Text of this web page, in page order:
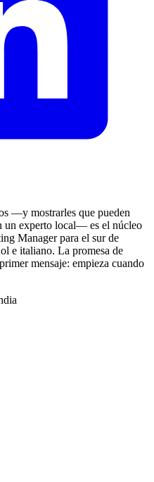
—y mostrarles que pueden
un experto local— es el núcleo
Manager para el sur de
e italiano. La promesa de
mensaje: empieza cuando